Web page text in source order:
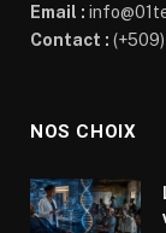
Email :
Contact :
NOS CHOIX